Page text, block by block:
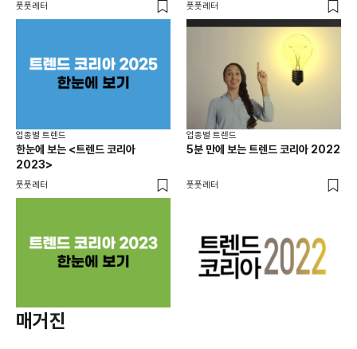
풋풋레터 풋풋레터
업종별 트렌드
한눈에 보는 <트렌드 코리아
2023>
풋풋레터
업종별 트렌드
5분 만에 보는 트렌드 코리아 2022
풋풋레터
매거진